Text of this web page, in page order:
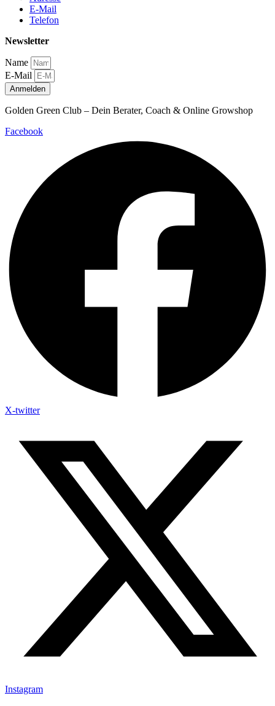
E-Mail
Telefon
Newsletter
Name
E-Mail
Anmelden
Golden Green Club – Dein Berater, Coach & Online Growshop
Facebook
X-twitter
Instagram